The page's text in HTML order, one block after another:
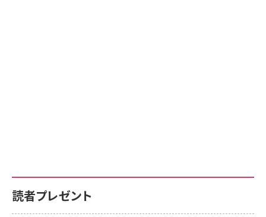
読者プレゼント